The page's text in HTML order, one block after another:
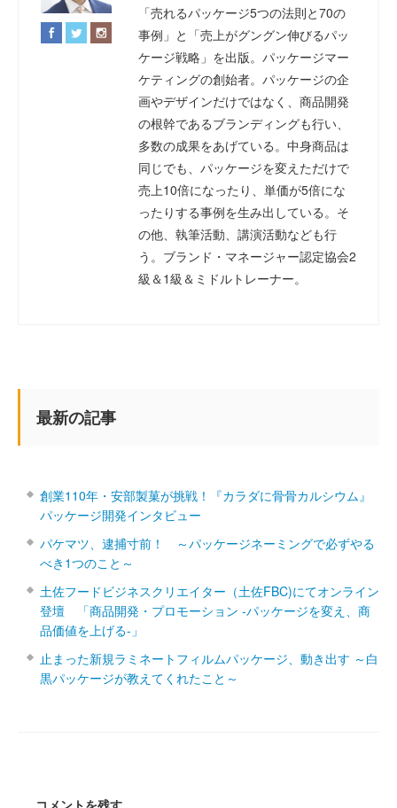
「売れるパッケージ5つの法則と70の
事例」と「売上がグングン伸びるパッ
ケージ戦略」を出版。パッケージマー
ケティングの創始者。パッケージの企
画やデザインだけではなく、商品開発
の根幹であるブランディングも行い、
多数の成果をあげている。中身商品は
同じでも、パッケージを変えただけで
売上10倍になったり、単価が5倍にな
ったりする事例を生み出している。そ
の他、執筆活動、講演活動なども行
う。ブランド・マネージャー認定協会2
級＆1級＆ミドルトレーナー。
最新の記事
創業110年・安部製菓が挑戦！『カラダに骨骨カルシウム』
パッケージ開発インタビュー
パケマツ、逮捕寸前！ ～パッケージネーミングで必ずやる
べき1つのこと～
土佐フードビジネスクリエイター（土佐FBC)にてオンライン
登壇 「商品開発・プロモーション ‐パッケージを変え、商
品価値を上げる‐」
止まった新規ラミネートフィルムパッケージ、動き出す ～白
黒パッケージが教えてくれたこと～
コメントを残す